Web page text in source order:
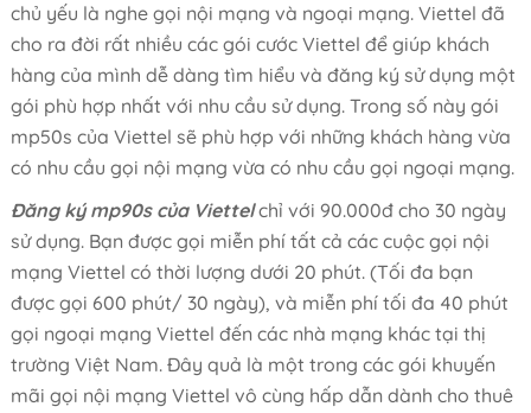
chủ yếu là nghe gọi nội mạng và ngoại mạng. Viettel đã
cho ra đời rất nhiều các gói cước Viettel để giúp khách
hàng của mình dễ dàng tìm hiểu và đăng ký sử dụng một
gói phù hợp nhất với nhu cầu sử dụng. Trong số này gói
mp50s của Viettel sẽ phù hợp với những khách hàng vừa
có nhu cầu gọi nội mạng vừa có nhu cầu gọi ngoại mạng.
Đăng ký mp90s của Viettelchỉ với 90.000đ cho 30 ngày
sử dụng. Bạn được gọi miễn phí tất cả các cuộc gọi nội
mạng Viettel có thời lượng dưới 20 phút. (Tối đa bạn
được gọi 600 phút/ 30 ngày), và miễn phí tối đa 40 phút
gọi ngoại mạng Viettel đến các nhà mạng khác tại thị
trường Việt Nam. Đây quả là một trong các gói khuyến
mãi gọi nội mạng Viettel vô cùng hấp dẫn dành cho thuê